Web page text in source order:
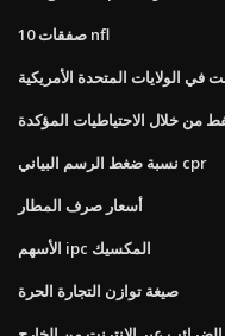
10 صفقات nfl
في الولايات المتحدة الأمريكية
من خلال الاحتياطيات المؤكدة
نسبة ضغط الرسم البياني cpr
أسعار صرف المطار
الأسهم ipc المكسيك
صيغة توازن التجارة الحرة